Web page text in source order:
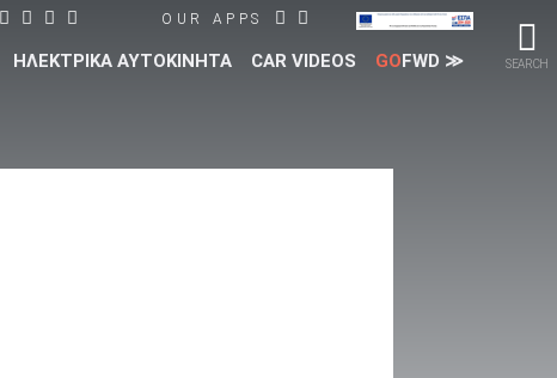
SEARCH
OUR APPS
ΗΛΕΚΤΡΙΚΑ ΑΥΤΟΚΙΝΗΤΑ CAR VIDEOS GOFWD ≫